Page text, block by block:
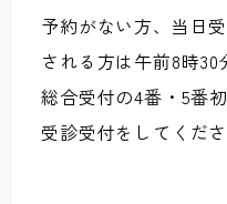
予約がない方、当日
される方は午前8時30
総合受付の4番・5番
受診受付をしてくださ